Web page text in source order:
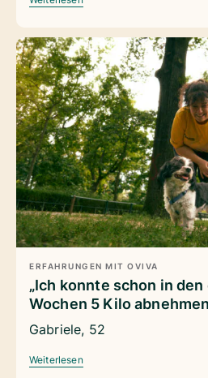
ERFAHRUNGEN MIT OVIVA
„Ich konnte schon in
Wochen 5 Kilo
Gabriele, 52
Weiterlesen